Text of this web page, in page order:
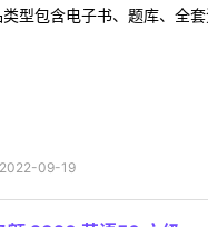
型包含电子书、题库、全
2022-09-19